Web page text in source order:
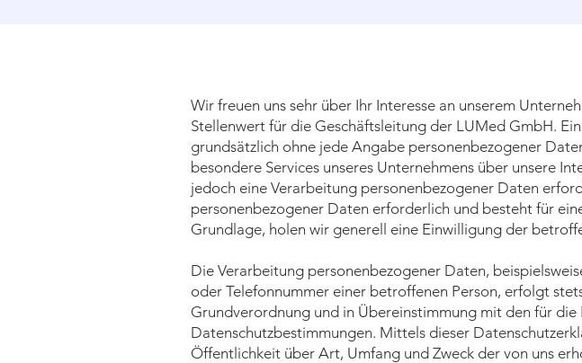
Wir freuen uns sehr über Ihr Interesse an unserem
Stellenwert für die Geschäftsleitung der LUMed GmbH.
grundsätzlich ohne jede Angabe personenbezogener
besondere Services unseres Unternehmens über unsere
jedoch eine Verarbeitung personenbezogener Daten
personenbezogener Daten erforderlich und besteht für
Grundlage, holen wir generell eine Einwilligung der
Die Verarbeitung personenbezogener Daten,
oder Telefonnummer einer betroffenen Person, erfolgt
Grundverordnung und in Übereinstimmung mit den für
Datenschutzbestimmungen. Mittels dieser
Öffentlichkeit über Art, Umfang und Zweck der von uns